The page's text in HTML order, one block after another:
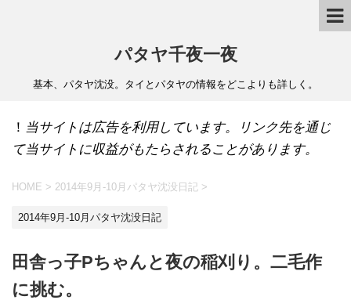
パタヤ千夜一夜
基本、パタヤ沈没。タイとパタヤの情報をどこよりも詳しく。
！ 当サイトは広告を利用しています。リンク先を通じ
て当サイトに収益がもたらされることがあります。
HOME > 2014年9月-10月パタヤ沈没日記 >
2014年9月-10月パタヤ沈没日記
田舎っ子Pちゃんと夜の稲刈り。二毛作
に挑む。